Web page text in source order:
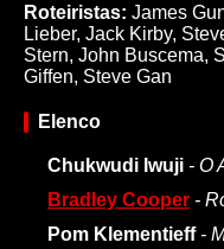
Roteiristas: James
Lieber, Jack Kirby,
Stern, John Buscema,
Giffen, Steve Gan
Elenco
Chukwudi Iwuji - O
Bradley Cooper -
Pom Klementieff -